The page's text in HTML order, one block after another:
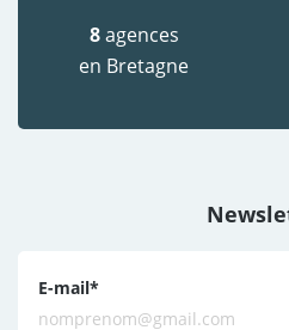
8agences
en Bretagne
E-mail*